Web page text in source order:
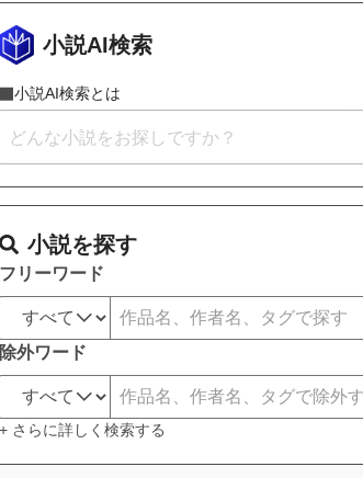
小説AI検索
小説AI検索とは
小説を探す
フリーワード
除外ワード
+ さらに詳しく検索する